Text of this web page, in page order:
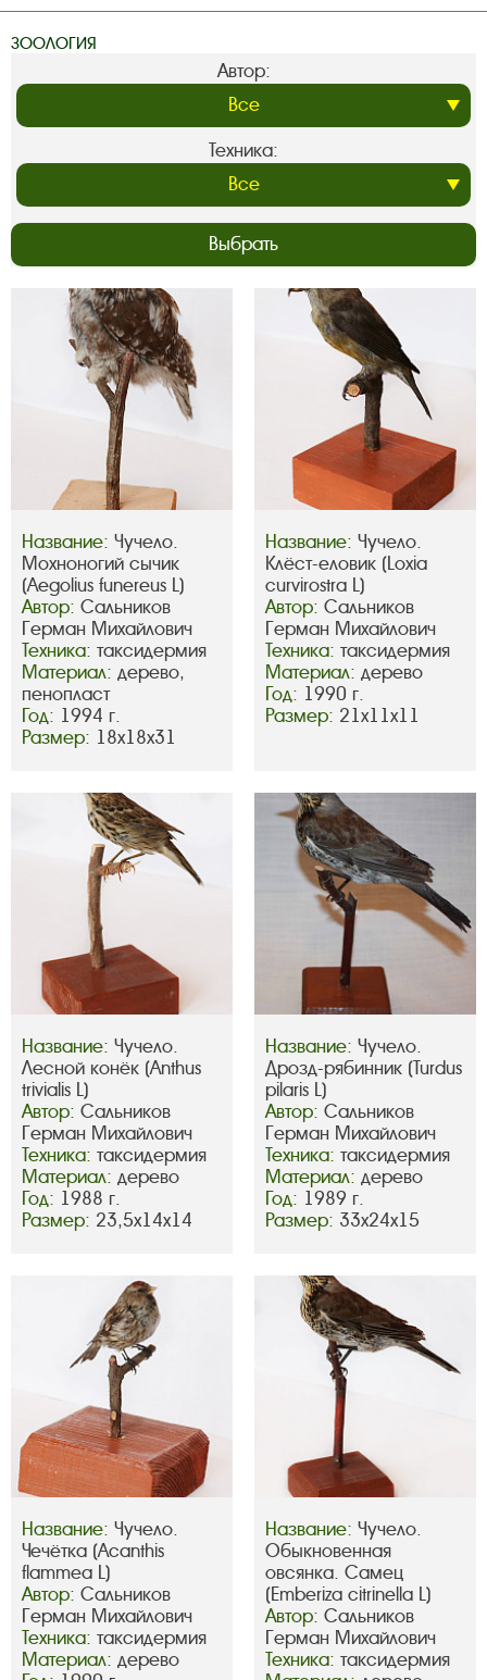
ЗООЛОГИЯ
Автор:
Техника:
Выбрать
Название: Чучело.
Мохноногий сычик
(Aegolius funereus L)
Автор: Сальников
Герман Михайлович
Техника: таксидермия
Материал: дерево,
пенопласт
Год: 1994 г.
Размер: 18х18х31
Название: Чучело.
Клёст-еловик (Loxia
curvirostra L)
Автор: Сальников
Герман Михайлович
Техника: таксидермия
Материал: дерево
Год: 1990 г.
Размер: 21х11х11
Название: Чучело.
Лесной конёк (Anthus
trivialis L)
Автор: Сальников
Герман Михайлович
Техника: таксидермия
Материал: дерево
Год: 1988 г.
Размер: 23,5х14х14
Название: Чучело.
Дрозд-рябинник (Turdus
pilaris L)
Автор: Сальников
Герман Михайлович
Техника: таксидермия
Материал: дерево
Год: 1989 г.
Размер: 33х24х15
Название: Чучело.
Чечётка (Acanthis
flammea L)
Автор: Сальников
Герман Михайлович
Техника: таксидермия
Материал: дерево
Название: Чучело.
Обыкновенная
овсянка. Самец
(Emberiza citrinella L)
Автор: Сальников
Герман Михайлович
Техника: таксидермия